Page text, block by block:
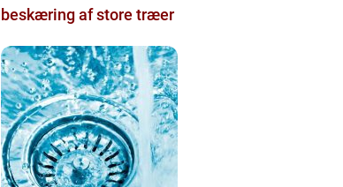
beskæring af store træer